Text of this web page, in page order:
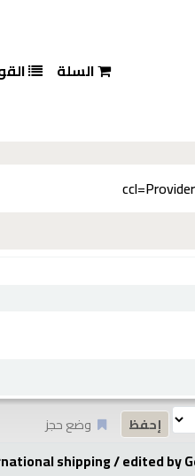
السلة
وضع حجز
shipping /edited by